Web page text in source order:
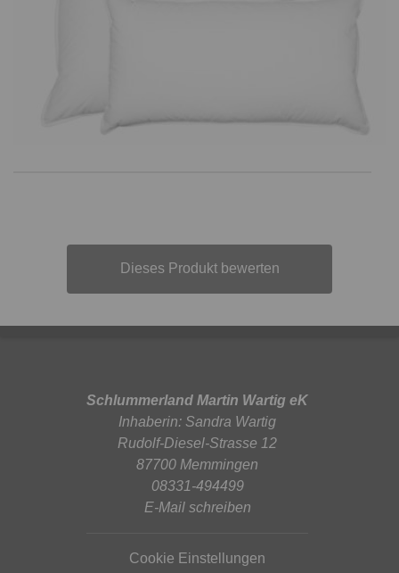
Dieses Produkt bewerten
Schlummerland Martin Wartig eK
Inhaberin: Sandra Wartig
Rudolf-Diesel-Strasse 12
87700 Memmingen
08331-494499
E-Mail schreiben
Cookie Einstellungen